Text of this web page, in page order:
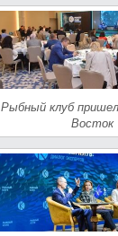
Рыбный клуб
Восток